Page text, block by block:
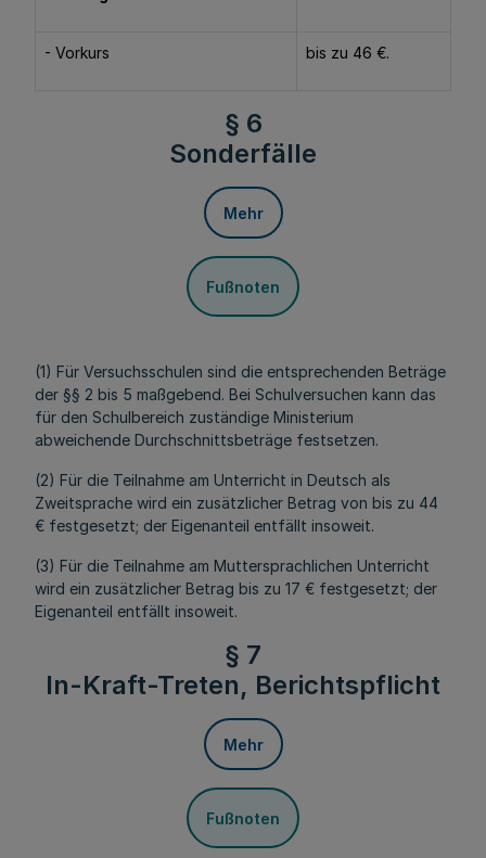
- Vorkurs bis zu 46 €.
§ 6
Sonderfälle
Mehr
Fußnoten
(1) Für Versuchsschulen sind die entsprechenden Beträge
der §§ 2 bis 5 maßgebend. Bei Schulversuchen kann das
für den Schulbereich zuständige Ministerium
abweichende Durchschnittsbeträge festsetzen.
(2) Für die Teilnahme am Unterricht in Deutsch als
Zweitsprache wird ein zusätzlicher Betrag von bis zu 44
€ festgesetzt; der Eigenanteil entfällt insoweit.
(3) Für die Teilnahme am Muttersprachlichen Unterricht
wird ein zusätzlicher Betrag bis zu 17 € festgesetzt; der
Eigenanteil entfällt insoweit.
§ 7
In-Kraft-Treten, Berichtspflicht
Mehr
Fußnoten